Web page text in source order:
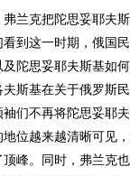
克把陀思妥耶夫斯
到这一时期，俄国
陀思妥耶夫斯基如
斯基在关于俄罗斯
们不再将陀思妥耶
位越来越清晰可见
峰。同时，弗兰克